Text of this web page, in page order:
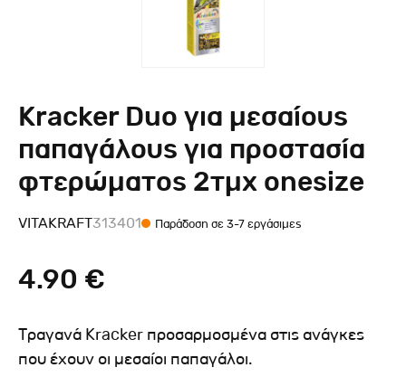
Kracker Duo για μεσαίους
παπαγάλους για προστασία
φτερώματος 2τμχ onesize
VITAKRAFT313401 Παράδοση σε 3-7 εργάσιμες
4.90 €
Τραγανά Kracker προσαρμοσμένα στις ανάγκες
που έχουν οι μεσαίοι παπαγάλοι.